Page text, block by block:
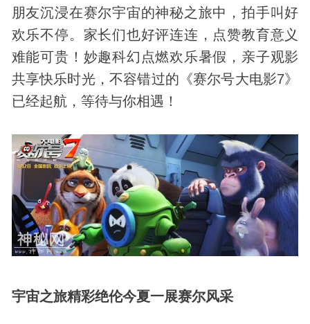
朋友沉浸在赛尔宇宙的神秘之旅中，拍手叫好
欢乐不停。家长们也好评连连，点赞教育意义
难能可贵！妙趣科幻 点燃欢乐暑假，亲子观影
共享快乐时光，不容错过的《赛尔号大电影7》
已经起航，等待与你相遇！
宇宙之旅精彩绝伦今夏一展赛尔风采